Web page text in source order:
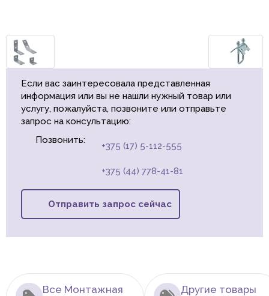
Если вас заинтересовала представленная
информация или вы не нашли нужный товар или
услугу, пожалуйста, позвоните или отправьте
запрос на консультацию:
Позвонить:
+375 (17) 5-112-555
+375 (44) 778-41-81
Отправить запрос сейчас
Все Монтажная
Другие товары